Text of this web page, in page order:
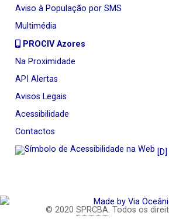
Aviso à População por SMS
Multimédia
PROCIV Azores
Na Proximidade
API Alertas
Avisos Legais
Acessibilidade
Contactos
[D]
© 2020 SPRCBA. Todos os